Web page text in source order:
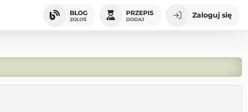
BLOG
ZGŁOŚ
PRZEPIS
DODAJ Zaloguj się